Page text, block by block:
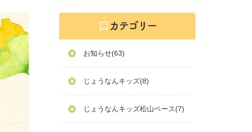
お知らせ(63)
じょうなんキッズ(8)
じょうなんキッズ松山ベース(7)